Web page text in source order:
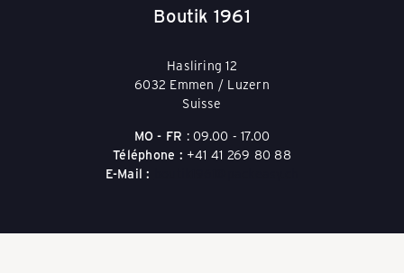
a
Boutik 1961
Hasliring 12
6032 Emmen / Luzern
Suisse
MO - FR : 09.00 - 17.00
Téléphone : +41 41 269 80 88
E-Mail :